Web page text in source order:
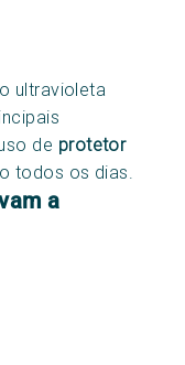
ultravioleta
de protetor
todos os dias.
a